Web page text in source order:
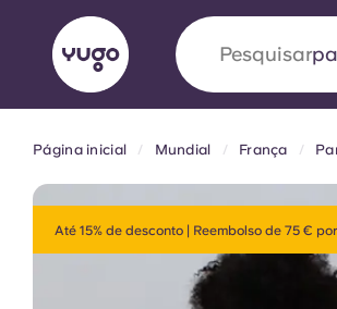
Pesquisar
SobreLocalizaçõesMais
English (GB)
Página inicial Mundial França
Até 15% de desconto | Reembolso de 75 €